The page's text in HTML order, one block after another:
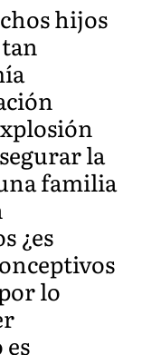
hijos
la
familia
¿es
lo